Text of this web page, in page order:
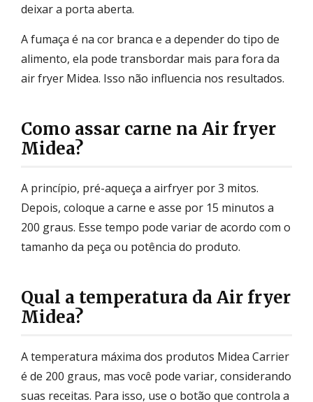
deixar a porta aberta.
A fumaça é na cor branca e a depender do tipo de
alimento, ela pode transbordar mais para fora da
air fryer Midea. Isso não influencia nos resultados.
Como assar carne na Air fryer
Midea?
A princípio, pré-aqueça a airfryer por 3 mitos.
Depois, coloque a carne e asse por 15 minutos a
200 graus. Esse tempo pode variar de acordo com o
tamanho da peça ou potência do produto.
Qual a temperatura da Air fryer
Midea?
A temperatura máxima dos produtos Midea Carrier
é de 200 graus, mas você pode variar, considerando
suas receitas. Para isso, use o botão que controla a